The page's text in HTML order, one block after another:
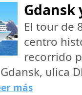
Gdansk
El tour de
centro
recorrido
ulica
más